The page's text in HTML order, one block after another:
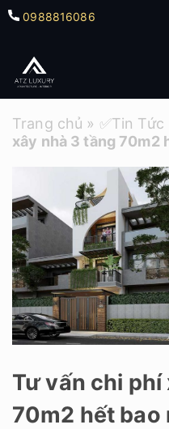
0988816086
Trang chủ » ✅Tin
xây nhà 3 tầng 70m2
Tư vấn chi
70m2 hết bao